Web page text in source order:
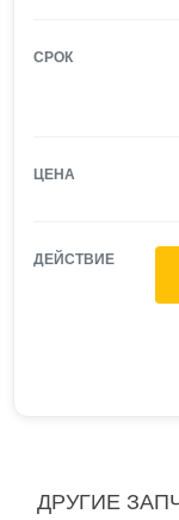
СРОК
ЦЕНА
ДЕЙСТВИЕ
ДРУГИЕ